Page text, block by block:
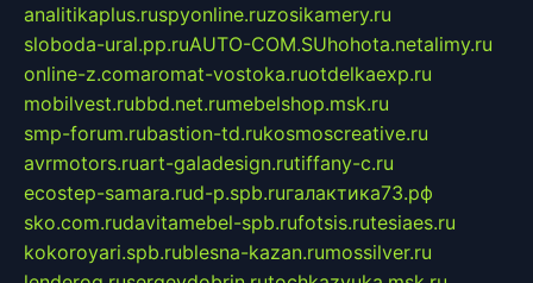
analitikaplus.ruspyonline.ruzosikamery.ru
sloboda-ural.pp.ruAUTO-COM.SUhohota.netalimy.ru
online-z.comaromat-vostoka.ruotdelkaexp.ru
mobilvest.rubbd.net.rumebelshop.msk.ru
smp-forum.rubastion-td.rukosmoscreative.ru
avrmotors.ruart-galadesign.rutiffany-c.ru
ecostep-samara.rud-p.spb.ruгалактика73.рф
sko.com.rudavitamebel-spb.rufotsis.rutesiaes.ru
kokoroyari.spb.rublesna-kazan.rumossilver.ru